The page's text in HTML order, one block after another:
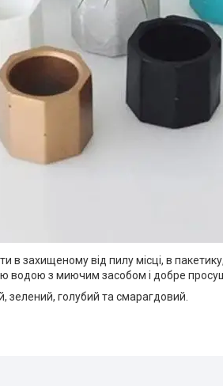
в захищеному від пилу місці, в
водою з миючим засобом і добре
зелений, голубий та смарагдовий.